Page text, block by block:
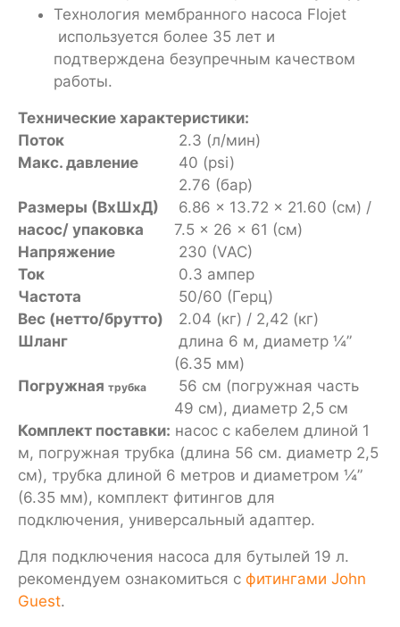
Технология мембранного насоса Flojet
используется более 35 лет и
подтверждена безупречным качеством
работы.
Технические характеристики:
Поток
2.3 (л/мин)
Макс. давление
40 (psi)
2.76 (бар)
Размеры (ВхШхД)
насос/ упаковка
6.86 x 13.72 x 21.60 (см) /
7.5 x 26 x 61 (см)
Напряжение
230 (VAC)
Ток
0.3 ампер
Частота
50/60 (Герц)
Вес (нетто/брутто)
2.04 (кг) / 2,42 (кг)
Шланг
длина 6 м, диаметр ¼”
(6.35 мм)
Погружная трубка
56 см (погружная часть
49 см), диаметр 2,5 см
Комплект поставки: насос с кабелем длиной 1
м, погружная трубка (длина 56 см. диаметр 2,5
см), трубка длиной 6 метров и диаметром ¼”
(6.35 мм), комплект фитингов для
подключения, универсальный адаптер.
Для подключения насоса для бутылей 19 л.
рекомендуем ознакомиться с фитингами John
Guest.